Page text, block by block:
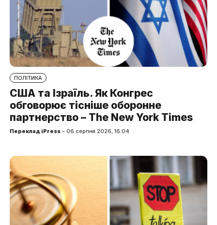
ПОЛІТИКА
США та Ізраїль. Як Конгрес
обговорює тісніше оборонне
партнерство – The New York Times
Переклад iPress – 06 серпня 2026, 16:04